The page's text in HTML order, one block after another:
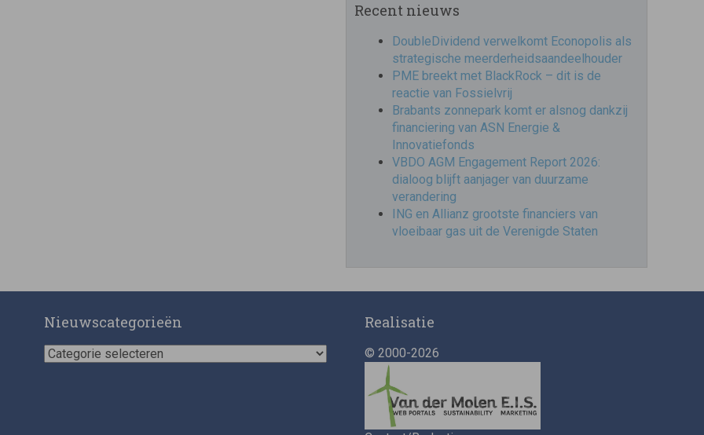
Recent nieuws
DoubleDividend verwelkomt Econopolis als
strategische meerderheidsaandeelhouder
PME breekt met BlackRock – dit is de
reactie van Fossielvrij
Brabants zonnepark komt er alsnog dankzij
financiering van ASN Energie &
Innovatiefonds
VBDO AGM Engagement Report 2026:
dialoog blijft aanjager van duurzame
verandering
ING en Allianz grootste financiers van
vloeibaar gas uit de Verenigde Staten
Nieuwscategorieën
Nieuwscategorieën
Realisatie
© 2000-2026